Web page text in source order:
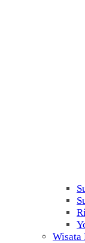
Wisata